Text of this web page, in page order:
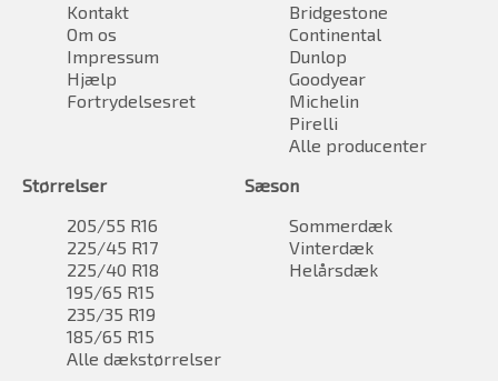
Kontakt
Om os
Impressum
Hjælp
Fortrydelsesret
Bridgestone
Continental
Dunlop
Goodyear
Michelin
Pirelli
Alle producenter
Størrelser
205/55 R16
225/45 R17
225/40 R18
195/65 R15
235/35 R19
185/65 R15
Alle dækstørrelser
Sæson
Sommerdæk
Vinterdæk
Helårsdæk